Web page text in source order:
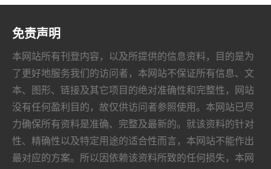
免责声明
本网站所有刊登内容，以及所提供的信息资料，目的是为
了更好地服务我们的访问者，本网站不保证所有信息、文
本、图形、链接及其它项目的绝对准确性和完整性，网站
没有任何盈利目的，故仅供访问者参照使用。本网站已尽
力确保所有资料是准确、完整及最新的。就该资料的针对
性、精确性以及特定用途的适合性而言，本网站不能作出
最对应的方案。所以因依赖该资料所致的任何损失，本网